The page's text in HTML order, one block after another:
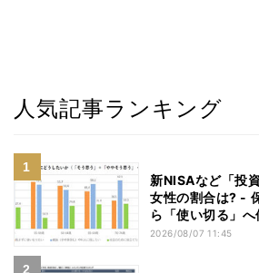
人気記事ランキング
新NISAなど「投
女性の割合は? -
ら「使い切る」
2026/08/07 11:45